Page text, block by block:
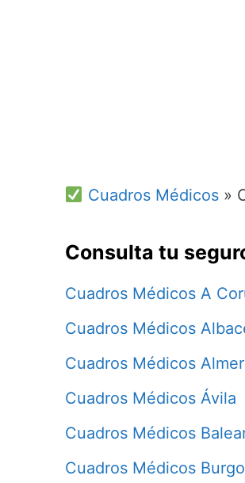
Cuadros Médicos»
Consulta tu
Cuadros Médicos A
Cuadros Médicos
Cuadros Médicos
Cuadros Médicos Ávila
Cuadros Médicos
Cuadros Médicos